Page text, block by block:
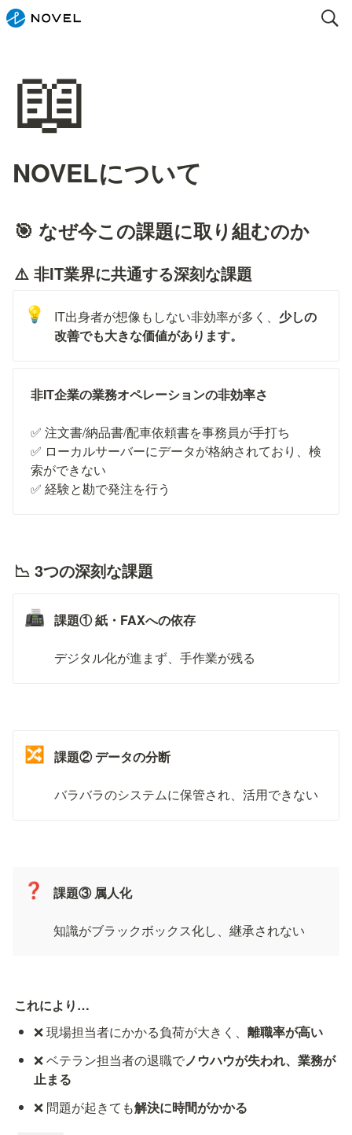
📖
NOVELについて
🎯 なぜ今この課題に取り組むのか
⚠️ 非IT業界に共通する深刻な課題
💡 IT出身者が想像もしない非効率が多く、 少しの
改善でも大きな価値があります。
非IT企業の業務オペレーションの非効率さ
✅ 注文書/納品書/配車依頼書を事務員が手打ち
✅ ローカルサーバーにデータが格納されており、検
索ができない
✅ 経験と勘で発注を行う
📉 3つの深刻な課題
📠 課題① 紙・FAXへの依存
デジタル化が進まず、手作業が残る
🔀 課題② データの分断
バラバラのシステムに保管され、活用できない
❓ 課題③ 属人化
知識がブラックボックス化し、継承されない
これにより…
❌ 現場担当者にかかる負荷が大きく、離職率が高い
❌ ベテラン担当者の退職でノウハウが失われ、業務が
止まる
❌ 問題が起きても解決に時間がかかる